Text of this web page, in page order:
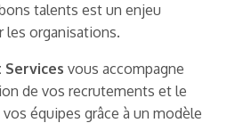
talents est un enjeu
les organisations.
vous accompagne
de vos recrutements et le
équipes grâce à un modèle